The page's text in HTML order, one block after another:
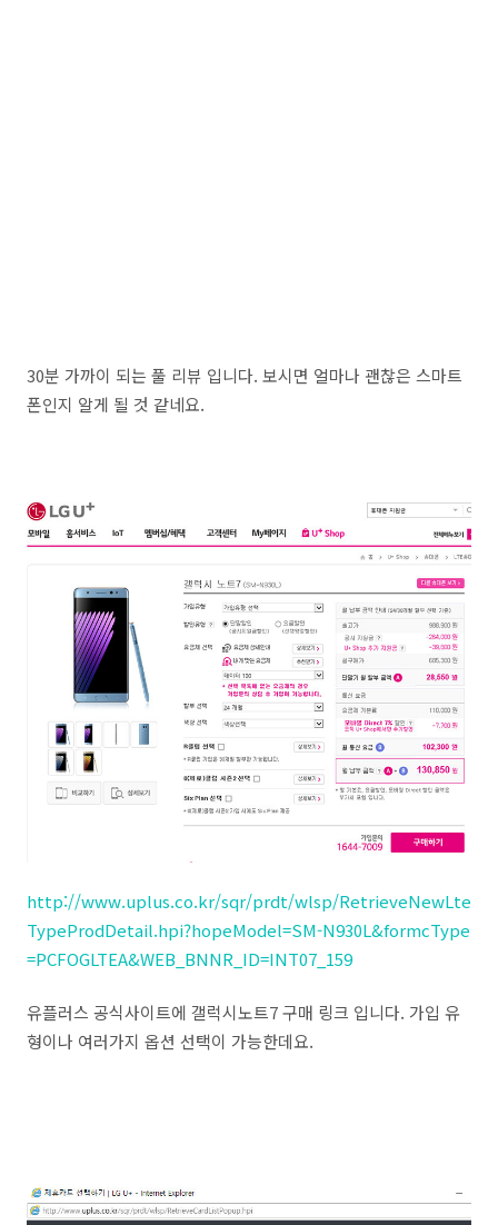
30분 가까이 되는 풀 리뷰 입니다. 보시면 얼마나 괜찮은 스마트
폰인지 알게 될 것 같네요.
http://www.uplus.co.kr/sqr/prdt/wlsp/RetrieveNewLte
TypeProdDetail.hpi?hopeModel=SM-N930L&formcType
=PCFOGLTEA&WEB_BNNR_ID=INT07_159
유플러스 공식사이트에 갤럭시노트7 구매 링크 입니다. 가입 유
형이나 여러가지 옵션 선택이 가능한데요.